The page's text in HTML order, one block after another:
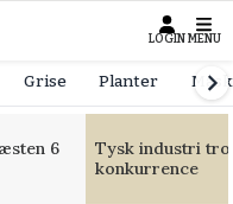
LOGIN MENU
Grise Planter
6
Tysk industri
konkurrence